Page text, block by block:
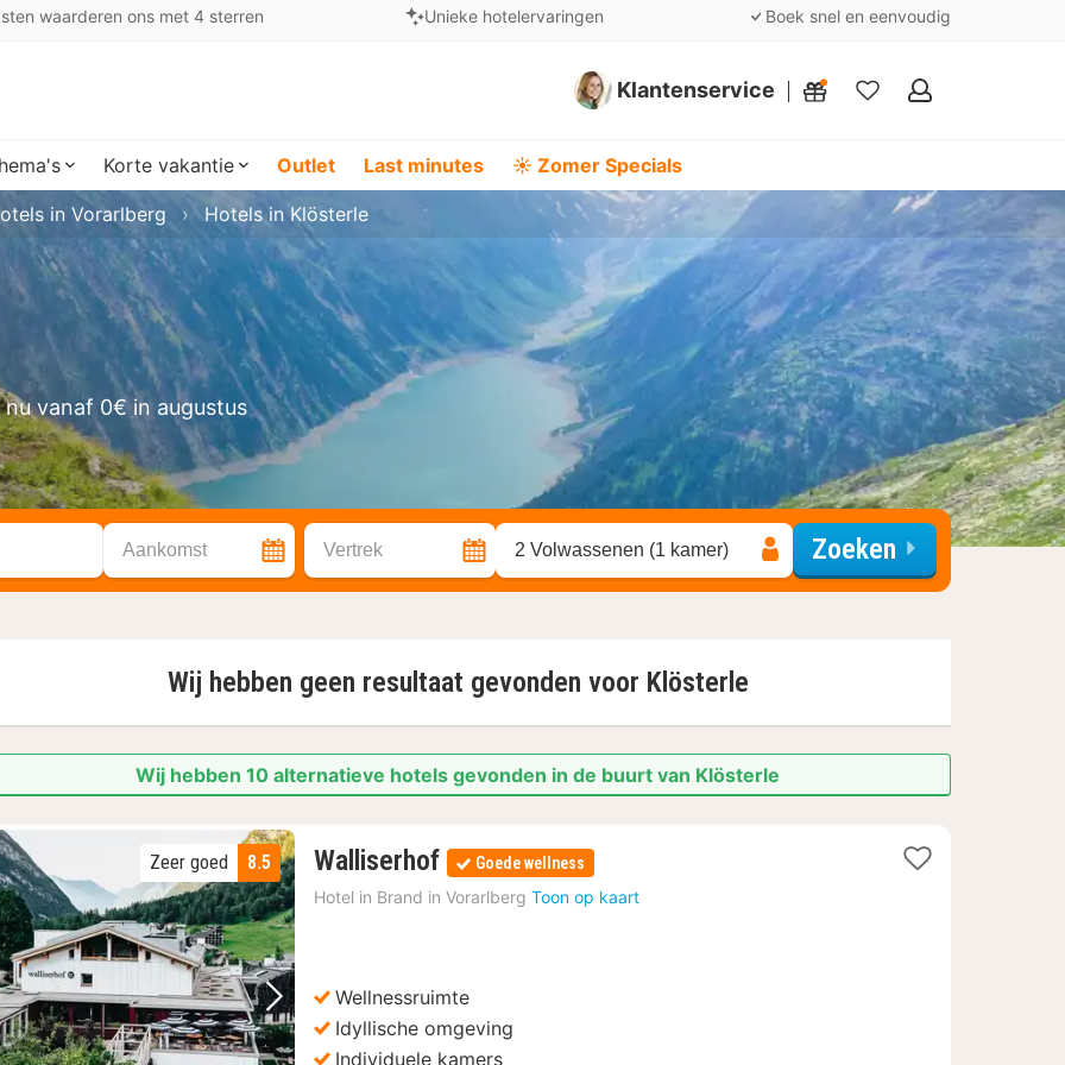
waarderen ons met 4 sterren Unieke hotelervaringen Boek snel en eenvoudig
Klantenservice
Mijn
Korte vakantie Outlet Last minutes ☀️ Zomer Specials
nu vanaf 0€ in augustus
in Vorarlberg Hotels in Klösterle
Aankomst Vertrek 2 Volwassenen (1 kamer) Zoeken
Wij hebben geen resultaat gevonden voor Klösterle
Wij hebben 10 alternatieve hotels gevonden in de buurt van Klösterle
Vorige foto Volgende foto
8.5
Zeer goed Walliserhof 1
nacht
vanaf
Goede wellness
Hotel in Brand in Vorarlberg Toon op kaart
Wellnessruimte
Idyllische omgeving
Individuele kamers